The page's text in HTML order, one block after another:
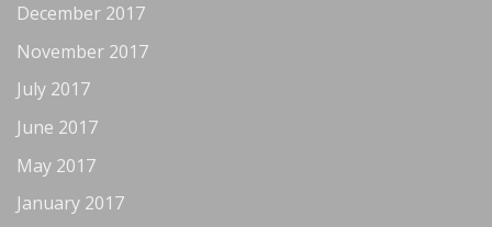
December 2017
November 2017
July 2017
June 2017
May 2017
January 2017